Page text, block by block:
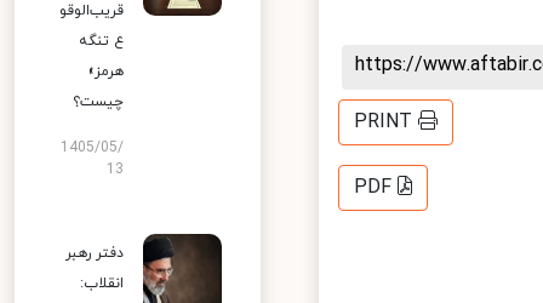
https://
PRINT
PDF
قریب‌الوقو
ع تنگه
هرمز»
چیست؟
1405/05/
13
دفتر رهبر
انقلاب: